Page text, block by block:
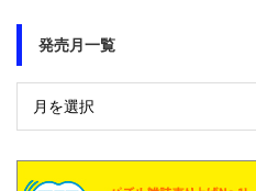
発売月一覧